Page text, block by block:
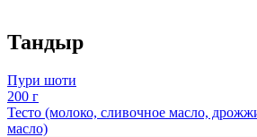
Тандыр
Пури шоти
200 г
Тесто (молоко, сливочное масло,
масло)